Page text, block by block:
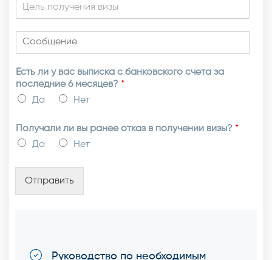
Есть ли у вас выписка с банковского счета за
последние 6 месяцев? *
Да
Нет
Получали ли вы ранее отказ в получении визы? *
Да
Нет
Отправить
Руководство по необходимым